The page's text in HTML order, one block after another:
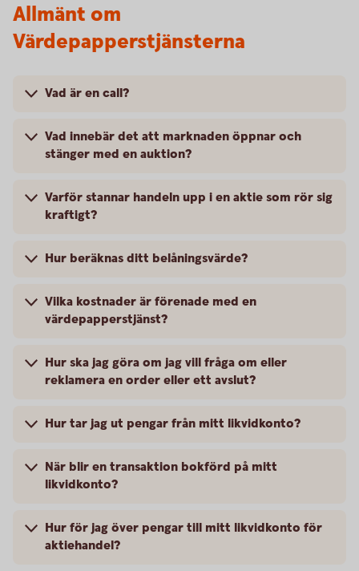
Allmänt om
Värdepapperstjänsterna
Vad är en call?
Vad innebär det att marknaden öppnar och
stänger med en auktion?
Varför stannar handeln upp i en aktie som rör sig
kraftigt?
Hur beräknas ditt belåningsvärde?
Vilka kostnader är förenade med en
värdepapperstjänst?
Hur ska jag göra om jag vill fråga om eller
reklamera en order eller ett avslut?
Hur tar jag ut pengar från mitt likvidkonto?
När blir en transaktion bokförd på mitt
likvidkonto?
Hur för jag över pengar till mitt likvidkonto för
aktiehandel?